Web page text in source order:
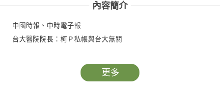
內容簡介
中國時報、中時電子報
台大醫院院長：柯Ｐ私帳與台大無關
更多